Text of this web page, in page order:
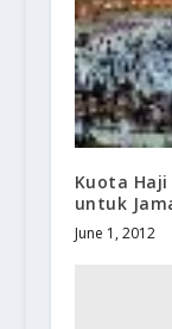
Kuota
untuk
June 1, 2012